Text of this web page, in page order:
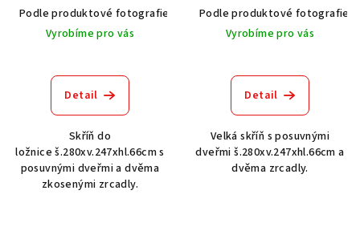
Podle produktové fotografie Akát vintage BT1551
Dub světlý
Vyrobíme pro vás
Detail
Skříň do
ložnice š.280xv.247xhl.66cm s
posuvnými dveřmi a dvěma
zkosenými zrcadly.
Podle produktové fotografie
Vyrobíme pro vás
Detail
Velká skříň s posuvnými
dveřmi š.280xv.247xhl.66cm a
dvěma zrcadly.